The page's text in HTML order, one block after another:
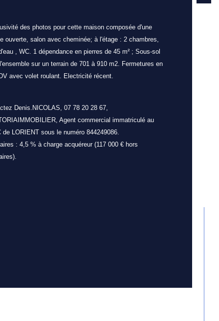
Valeurs
de pièces
salle d'eau
des photos pour cette maison composée d'une
ouverte, salon avec cheminée; à l'étage : 2 chambres,
, WC. 1 dépendance en pierres de 45 m² ; Sous-sol
sur un terrain de 701 à 910 m2. Fermetures en
avec volet roulant. Electricité récent.
Denis.NICOLAS, 07 78 20 28 67,
Agent commercial immatriculé au
de LORIENT sous le numéro 844249086.
: 4,5 % à charge acquéreur (117 000 € hors